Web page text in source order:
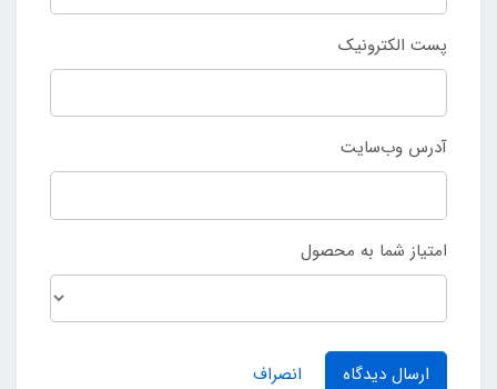
پست الکترونیک
آدرس وب‌سایت
امتیاز شما به محصول
ارسال دیدگاه انصراف